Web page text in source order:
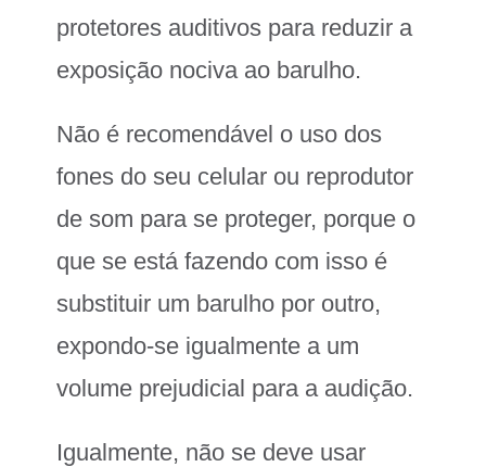
protetores auditivos para reduzir a
exposição nociva ao barulho.
Não é recomendável o uso dos
fones do seu celular ou reprodutor
de som para se proteger, porque o
que se está fazendo com isso é
substituir um barulho por outro,
expondo-se igualmente a um
volume prejudicial para a audição.
Igualmente, não se deve usar